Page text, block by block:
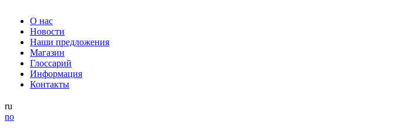
О нас
Новости
Наши предложения
Магазин
Глоссарий
Информация
Контакты
ru
no